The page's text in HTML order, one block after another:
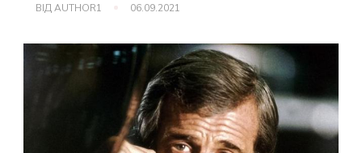
ВІДAUTHOR1 06.09.2021